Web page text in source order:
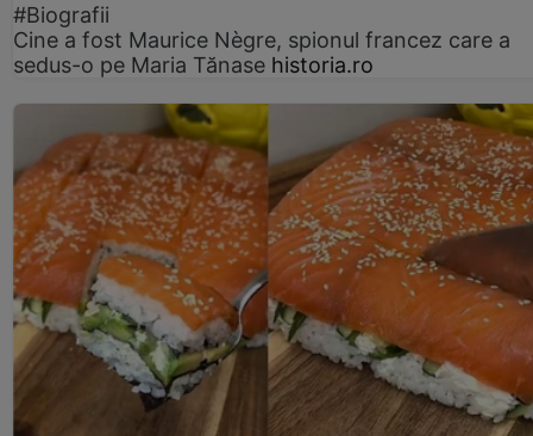
#Biografii
Cine a fost Maurice Nègre, spionul francez care a
sedus-o pe Maria Tănase historia.ro